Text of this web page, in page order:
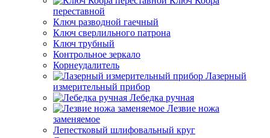
переставной
Ключ разводной гаечный
Ключ сверлильного патрона
Ключ трубный
Контрольное зеркало
Корнеудалитель
Лазерный
измерительный прибор
Лебедка ручная
Лезвие ножа
заменяемое
Лепестковый шлифовальный круг